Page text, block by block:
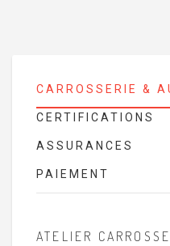
CARROSSERIE &
CERTIFICATIONS
ASSURANCES
PAIEMENT
ATELIER